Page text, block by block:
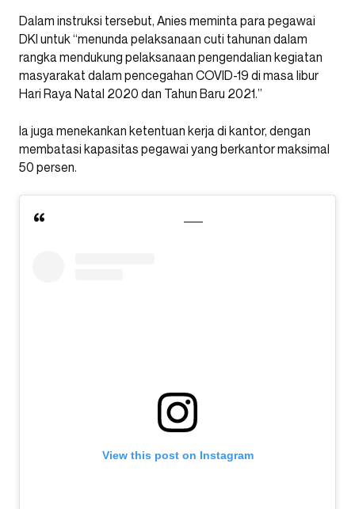
Dalam instruksi tersebut, Anies meminta para pegawai
DKI untuk “menunda pelaksanaan cuti tahunan dalam
rangka mendukung pelaksanaan pengendalian kegiatan
masyarakat dalam pencegahan COVID-19 di masa libur
Hari Raya Natal 2020 dan Tahun Baru 2021.”
Ia juga menekankan ketentuan kerja di kantor, dengan
membatasi kapasitas pegawai yang berkantor maksimal
50 persen.
View this post on Instagram